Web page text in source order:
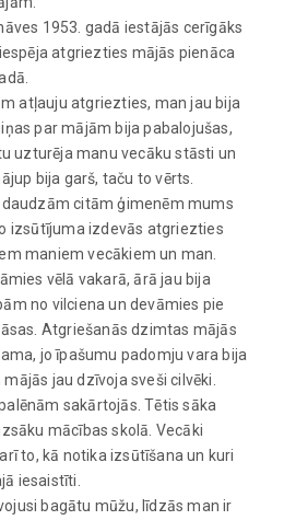
1953. gadā iestājās cerīgāks
atgriezties mājās pienāca
atļauju atgriezties, man jau bija
par mājām bija pabalojušas,
uzturēja manu vecāku stāsti un
bija garš, taču to vērts.
citām ģimenēm mums
izsūtījuma izdevās atgriezties
maniem vecākiem un man.
vēlā vakarā, ārā jau bija
no vilciena un devāmies pie
Atgriešanās dzimtas mājās
jo īpašumu padomju vara bija
jau dzīvoja sveši cilvēki.
sakārtojās. Tētis sāka
mācības skolā. Vecāki
to, kā notika izsūtīšana un kuri
iesaistīti.
bagātu mūžu, līdzās man ir